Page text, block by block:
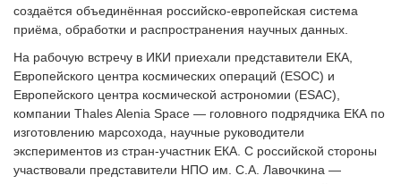
создаётся объединённая российско-европейская система
приёма, обработки и распространения научных данных.
На рабочую встречу в ИКИ приехали представители ЕКА,
Европейского центра космических операций (ESOC) и
Европейского центра космической астрономии (ESAC),
компании Thales Alenia Space — головного подрядчика ЕКА по
изготовлению марсохода, научные руководители
экспериментов из стран-участник ЕКА. С российской стороны
участвовали представители НПО им. С.А. Лавочкина —